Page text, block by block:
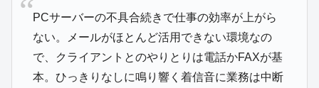
PCサーバーの不具合続きで仕事の効率が上がら
ない。メールがほとんど活用できない環境なの
で、クライアントとのやりとりは電話かFAXが基
本。ひっきりなしに鳴り響く着信音に業務は中断